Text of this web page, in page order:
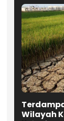
Wilayah